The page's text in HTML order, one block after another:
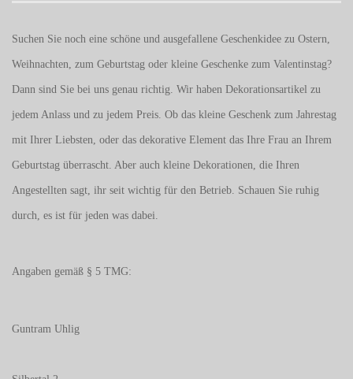
Suchen Sie noch eine schöne und ausgefallene Geschenkidee zu Ostern,
Weihnachten, zum Geburtstag oder kleine Geschenke zum Valentinstag?
Dann sind Sie bei uns genau richtig. Wir haben Dekorationsartikel zu
jedem Anlass und zu jedem Preis. Ob das kleine Geschenk zum Jahrestag
mit Ihrer Liebsten, oder das dekorative Element das Ihre Frau an Ihrem
Geburtstag überrascht. Aber auch kleine Dekorationen, die Ihren
Angestellten sagt, ihr seit wichtig für den Betrieb. Schauen Sie ruhig
durch, es ist für jeden was dabei.
Angaben gemäß § 5 TMG:
Guntram Uhlig